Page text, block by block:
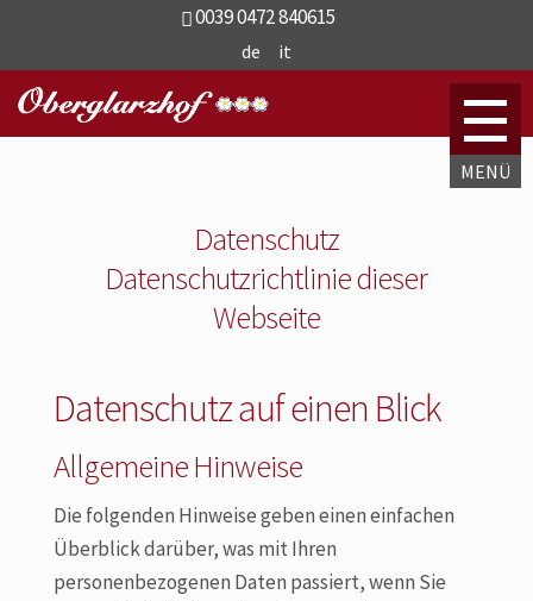
0039 0472 840615
de it
Datenschutz
Datenschutzrichtlinie dieser
Webseite
Datenschutz auf einen Blick
Allgemeine Hinweise
Die folgenden Hinweise geben einen einfachen
Überblick darüber, was mit Ihren
personenbezogenen Daten passiert, wenn Sie